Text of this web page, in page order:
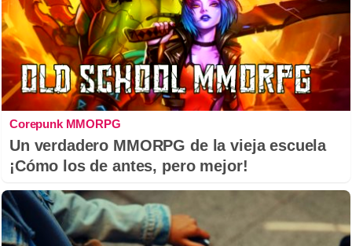
Corepunk MMORPG
Un verdadero MMORPG de la vieja escuela
¡Cómo los de antes, pero mejor!